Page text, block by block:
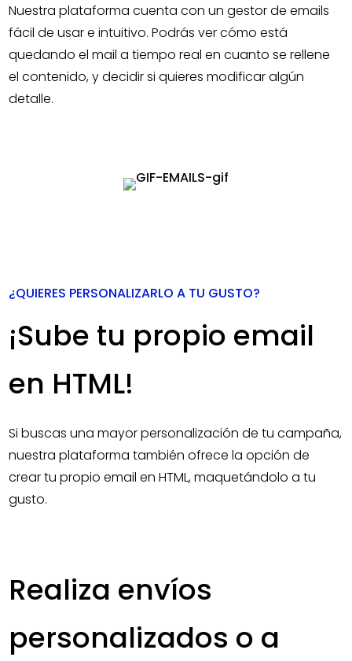
Nuestra plataforma cuenta con un gestor de emails
fácil de usar e intuitivo. Podrás ver cómo está
quedando el mail a tiempo real en cuanto se rellene
el contenido, y decidir si quieres modificar algún
detalle.
¿QUIERES PERSONALIZARLO A TU GUSTO?
¡Sube tu propio email
en HTML!
Si buscas una mayor personalización de tu campaña,
nuestra plataforma también ofrece la opción de
crear tu propio email en HTML, maquetándolo a tu
gusto.
Realiza envíos
personalizados o a